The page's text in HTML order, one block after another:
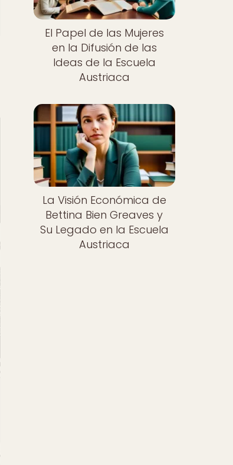
El Papel de las Mujeres
en la Difusión de las
Ideas de la Escuela
Austriaca
La Visión Económica de
Bettina Bien Greaves y
Su Legado en la Escuela
Austriaca